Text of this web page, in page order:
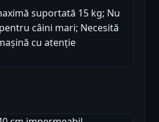
suportată 15 kg; Nu
câini mari; Necesită
cu atenție